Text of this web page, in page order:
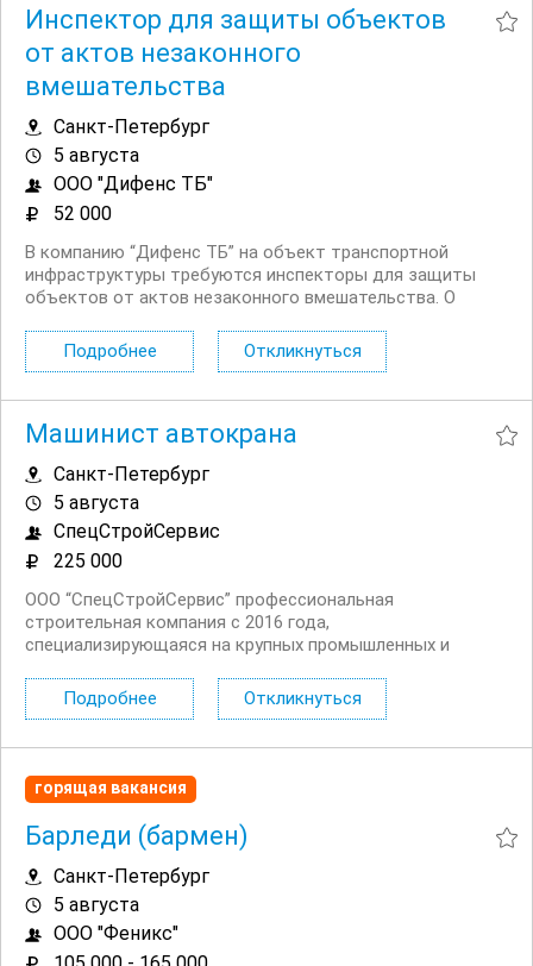
Инспектор для защиты объектов
от актов незаконного
вмешательства
Санкт-Петербург
5 августа
ООО "Дифенс ТБ"
52 000
В компанию “Дифенс ТБ” на объект транспортной
инфраструктуры требуются инспекторы для защиты
объектов от актов незаконного вмешательства. О
охраны и обеспечения транспортной безопасности.
Требования: Наличие...
Подробнее Откликнуться
Машинист автокрана
Санкт-Петербург
5 августа
СпецСтройСервис
225 000
ООО “СпецСтройСервис” профессиональная
строительная компания с 2016 года,
специализирующаяся на крупных промышленных и
предприятиями нефтегазовой и энергетической
отраслей, обеспечивая высокое качество и соблюдение
Подробнее Откликнуться
горящая вакансия
Барледи (бармен)
Санкт-Петербург
5 августа
ООО "Феникс"